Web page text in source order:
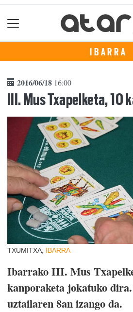
IBARRA
2016/06/18 16:00
III. Mus Txapelketa, 10
TXUMITXA, IBARRA
Ibarrako III. Mus
kanporaketa jokatuko
uztailaren 8an izango da.